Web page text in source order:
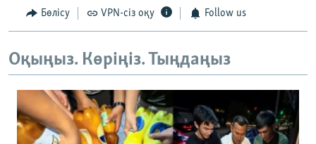
Бөлісу VPN-сіз оқу Follow us
Оқыңыз. Көріңіз. Тыңдаңыз